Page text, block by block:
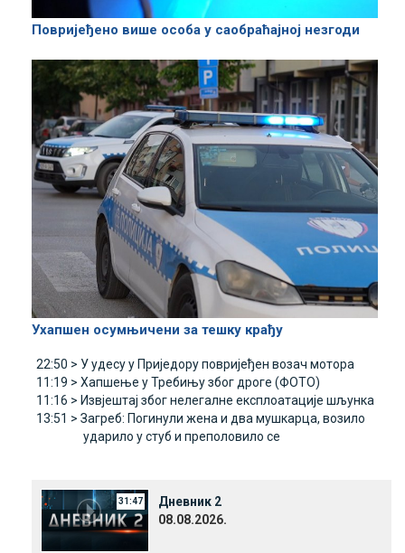
Повријеђено више особа у саобраћајној незгоди
Ухапшен осумњичени за тешку крађу
22:50 > У удесу у Приједору повријеђен возач мотора
11:19 > Хапшење у Требињу због дроге (ФОТО)
11:16 > Извјештај због нелегалне експлоатације шљунка
13:51 > Загреб: Погинули жена и два мушкарца, возило
ударило у стуб и преполовило се
31:47
Дневник 2
08.08.2026.